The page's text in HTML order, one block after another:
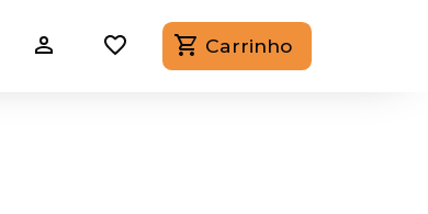
Carrinho